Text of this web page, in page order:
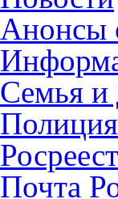
Анонсы
Семья и
Полиция
Почта